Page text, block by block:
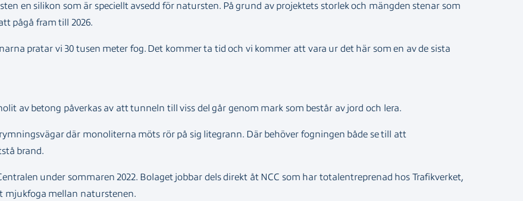
en silikon som är speciellt avsedd för natursten. På grund av projektets storlek och mängden stenar som
pågå fram till 2026.
pratar vi 30 tusen meter fog. Det kommer ta tid och vi kommer att vara ur det här som en av de sista
av betong påverkas av att tunneln till viss del går genom mark som består av jord och lera.
där monoliterna möts rör på sig litegrann. Där behöver fogningen både se till att
brand.
under sommaren 2022. Bolaget jobbar dels direkt åt NCC som har totalentreprenad hos Trafikverket,
mjukfoga mellan naturstenen.